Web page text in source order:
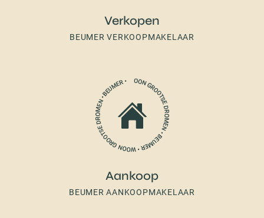
Verkopen
BEUMER VERKOOPMAKELAAR
Aankoop
BEUMER AANKOOPMAKELAAR